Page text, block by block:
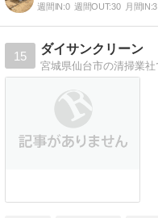
週間IN:0 週間OUT:30 月間IN:3
15
ダイサンクリーン